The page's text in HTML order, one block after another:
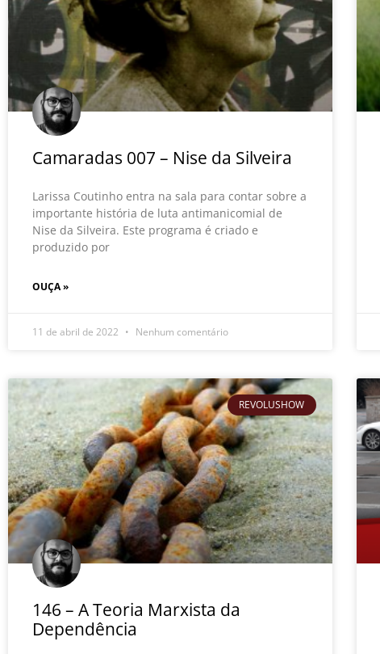
Camaradas 007 – Nise da Silveira
Larissa Coutinho entra na sala para contar sobre a
importante história de luta antimanicomial de
Nise da Silveira. Este programa é criado e
produzido por
OUÇA »
11 de abril de 2022 Nenhum comentário
REVOLUSHOW
146 – A Teoria Marxista da
Dependência